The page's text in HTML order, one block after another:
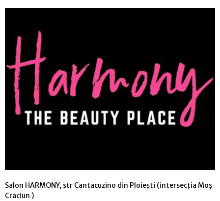
Salon HARMONY, str Cantacuzino din Ploiești (intersecția Moș
Craciun )